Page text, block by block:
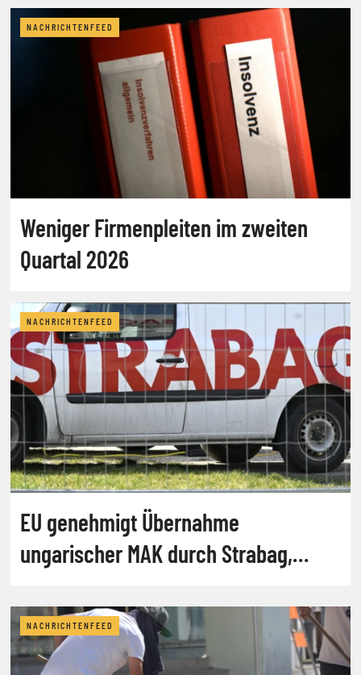
NACHRICHTENFEED
Weniger Firmenpleiten im zweiten
Quartal 2026
NACHRICHTENFEED
EU genehmigt Übernahme
ungarischer MAK durch Strabag,
NACHRICHTENFEED